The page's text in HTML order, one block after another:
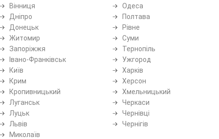
Вінниця
Дніпро
Донецьк
Житомир
Запоріжжя
Івано-Франківськ
Київ
Крим
Кропивницький
Луганськ
Луцьк
Львів
Миколаїв
Одеса
Полтава
Рівне
Суми
Тернопіль
Ужгород
Харків
Херсон
Хмельницький
Черкаси
Чернівці
Чернігів